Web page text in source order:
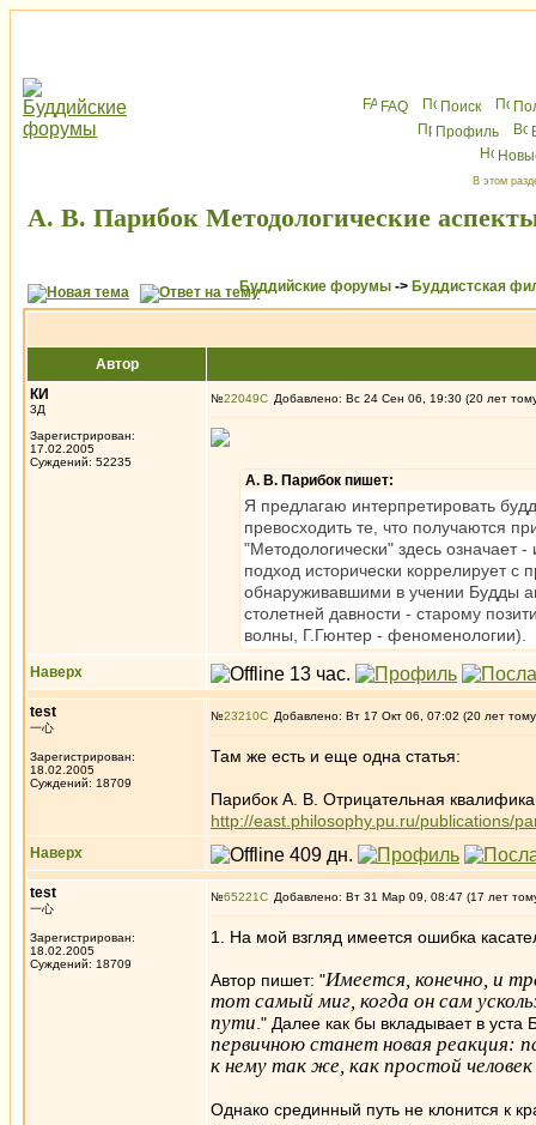
FAQ Поиск
Профиль
В этом
А. В. Парибок Методологические
Буддийские форумы -> Буддистская
Автор
КИ
3Д
Зарегистрирован:
17.02.2005
Суждений: 52235
№22049 Добавлено: Вс 24 Сен 06, 19:30 (20 лет
А. В. Парибок пишет:
Я предлагаю интерпретировать
превосходить те, что получаются
"Методологически" здесь означает
подход исторически коррелирует
обнаруживавшими в учении Будды
столетней давности - старому
волны, Г.Гюнтер - феноменологии).
Наверх
test
一心
Зарегистрирован:
18.02.2005
Суждений: 18709
№23210 Добавлено: Вт 17 Окт 06, 07:02 (20 лет
Там же есть и еще одна статья:
Парибок А. В. Отрицательная
http://east.philosophy.pu.ru/publications/
Наверх
test
一心
Зарегистрирован:
18.02.2005
Суждений: 18709
№65221 Добавлено: Вт 31 Мар 09, 08:47 (17 лет
1. На мой взгляд имеется ошибка
Автор пишет: "Имеется, конечно, и
тот самый миг, когда он сам
пути ." Далее как бы вкладывает в уста
первичною станет новая реакция:
к нему так же, как простой
Однако срединный путь не клонится к